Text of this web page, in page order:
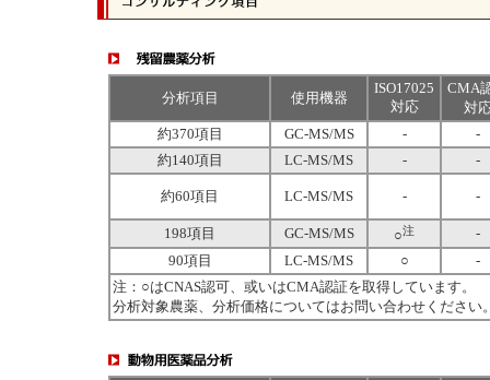
分析項目 使用機器
ISO17025
対応
CMA
対
約370項目
GC-MS/MS -
-
約140項目
LC-MS/MS - -
約60項目 LC-MS/MS - -
198項目 GC-MS/MS ○注
-
90項目
LC-MS/MS ○
-
注：○はCNAS認可、或いはCMA認証を取得しています。
分析対象農薬、分析価格についてはお問い合わせください